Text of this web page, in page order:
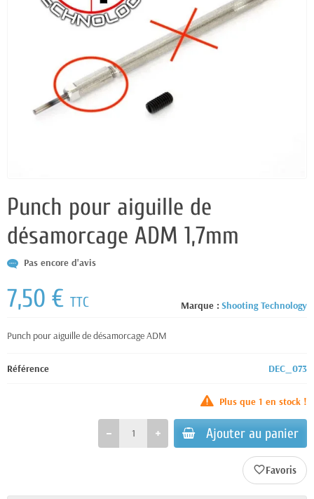
Punch pour aiguille de
désamorcage ADM 1,7mm
Pas encore d'avis
Marque : Shooting Technology
7,50 € TTC
Punch pour aiguille de désamorcage ADM
Référence DEC_073
Plus que 1 en stock !
Ajouter au panier
favorite_border